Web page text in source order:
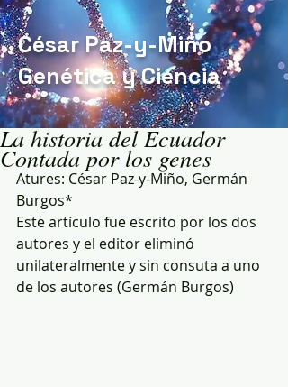
César Paz-y-Miño
Genética y Ciencia
La historia del Ecuador
Contada por los genes
Atures: César Paz-y-Miño, Germán
Burgos*
Este artículo fue escrito por los dos
autores y el editor eliminó
unilateralmente y sin consuta a uno
de los autores (Germán Burgos)